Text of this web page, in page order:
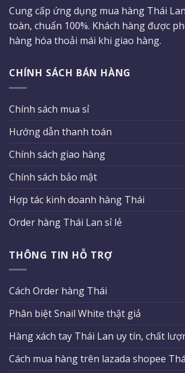
Cung cấp ứng dụng mua hàng Thái
toàn, chuẩn 100%. Khách hàng được
hàng hóa thoải mái khi giao hàng.
CHÍNH SÁCH BÁN HÀNG
Chính sách mua sỉ
Hướng dẫn thanh toán
Chính sách giao hàng
Chính sách bảo mật
Hợp tác kinh doanh hàng Thái
Order hàng Thái Lan sỉ lẻ
THÔNG TIN HỖ TRỢ
Cách Order hàng Thái
Phân biệt Snail White thật giả
Hàng xách tay Thái Lan uy tín, chất
Cách mua hàng trên lazada shopee